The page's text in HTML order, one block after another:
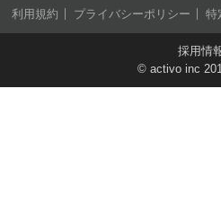
利用規約
プライバシーポリシー 特
採用情
© activo inc